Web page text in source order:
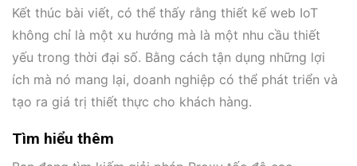
Kết thúc bài viết, có thể thấy rằng thiết kế web IoT
không chỉ là một xu hướng mà là một nhu cầu thiết
yếu trong thời đại số. Bằng cách tận dụng những lợi
ích mà nó mang lại, doanh nghiệp có thể phát triển và
tạo ra giá trị thiết thực cho khách hàng.
Tìm hiểu thêm